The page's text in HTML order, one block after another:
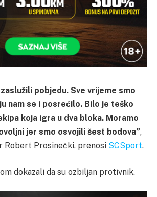
pobjedu. Sve vrijeme smo
nam se i posrećilo. Bilo je teško
koja igra u dva bloka. Moramo
jer smo osvojili šest bodova”,
Robert Prosinečki, prenosi SCSport.
dokazali da su ozbiljan protivnik.